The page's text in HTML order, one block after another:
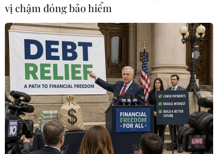
vị chậm đóng bảo hiểm